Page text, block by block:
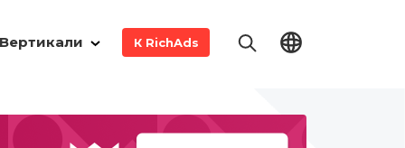
Вертикали К RichAds